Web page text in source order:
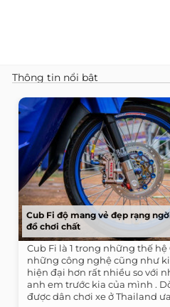
Thông tin nổi bật
Cub Fi độ mang vẻ đẹp rạng
đồ chơi chất
Cub Fi là 1 trong những thế
những công nghệ cũng như
hiện đại hơn rất nhiều so với
anh em trước kia của mình .
được dân chơi xe ở Thailand